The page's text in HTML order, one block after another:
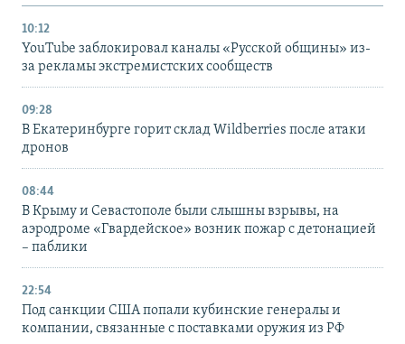
10:12
YouTube заблокировал каналы «Русской общины» из-
за рекламы экстремистских сообществ
09:28
В Екатеринбурге горит склад Wildberries после атаки
дронов
08:44
В Крыму и Севастополе были слышны взрывы, на
аэродроме «Гвардейское» возник пожар с детонацией
– паблики
22:54
Под санкции США попали кубинские генералы и
компании, связанные с поставками оружия из РФ